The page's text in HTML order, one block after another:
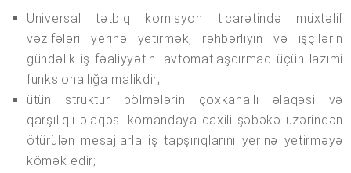
Universal tətbiq komisyon ticarətində müxtəlif
vəzifələri yerinə yetirmək, rəhbərliyin və işçilərin
gündəlik iş fəaliyyətini avtomatlaşdırmaq üçün lazımi
funksionallığa malikdir;
ütün struktur bölmələrin çoxkanallı əlaqəsi və
qarşılıqlı əlaqəsi komandaya daxili şəbəkə üzərindən
ötürülən mesajlarla iş tapşırıqlarını yerinə yetirməyə
kömək edir;